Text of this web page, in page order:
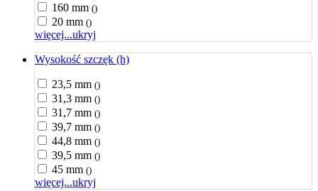
160 mm ()
20 mm ()
więcej...ukryj
Wysokość szczęk (h)
23,5 mm ()
31,3 mm ()
31,7 mm ()
39,7 mm ()
44,8 mm ()
39,5 mm ()
45 mm ()
więcej...ukryj